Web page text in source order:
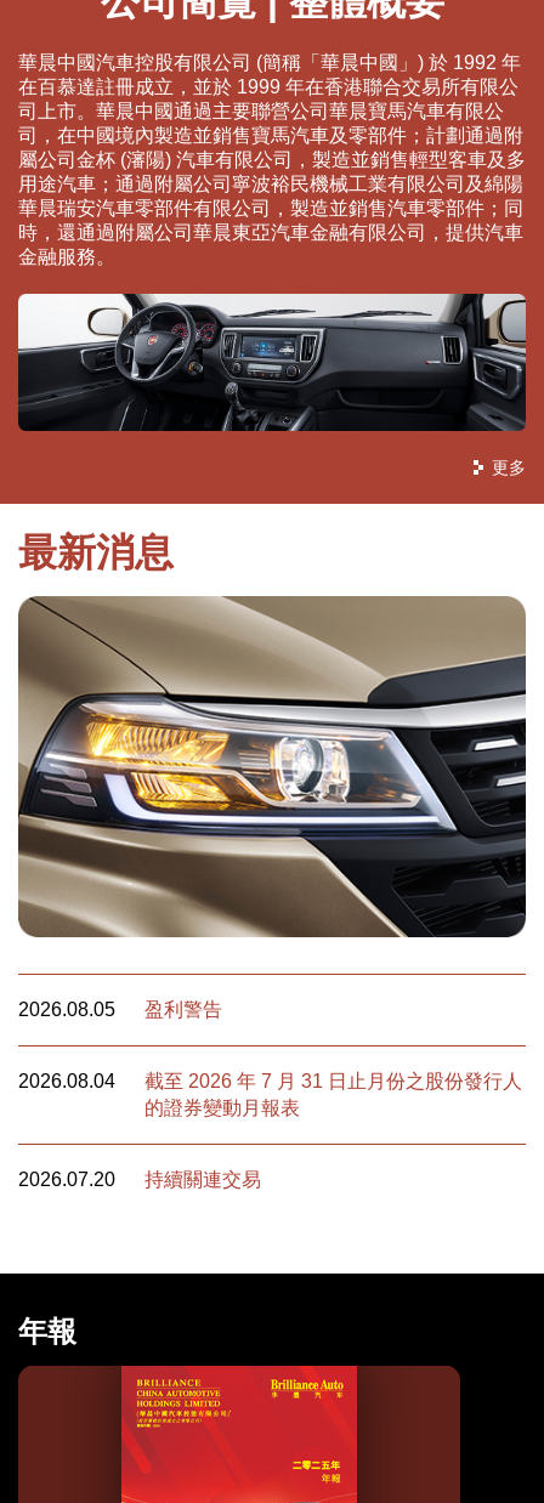
華晨中國汽車控股有限公司 (簡稱「華晨中國」) 於 1992 年
在百慕達註冊成立，並於 1999 年在香港聯合交易所有限公
司上市。華晨中國通過主要聯營公司華晨寶馬汽車有限公
司，在中國境內製造並銷售寶馬汽車及零部件；計劃通過附
屬公司金杯 (瀋陽) 汽車有限公司，製造並銷售輕型客車及多
用途汽車；通過附屬公司寧波裕民機械工業有限公司及綿陽
華晨瑞安汽車零部件有限公司，製造並銷售汽車零部件；同
時，還通過附屬公司華晨東亞汽車金融有限公司，提供汽車
金融服務。
更多
最新消息
2026.08.05 盈利警告
2026.08.04
截至 2026 年 7 月 31 日止月份之股份發行人
的證券變動月報表
2026.07.20 持續關連交易
年報